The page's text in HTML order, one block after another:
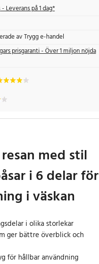
- Leverans på 1 dag*
av Trygg e-handel
prisgaranti - Över 1 miljon nöjda
med stil
i 6 delar för
i väskan
i olika storlekar
ger bättre överblick och
för hållbar användning